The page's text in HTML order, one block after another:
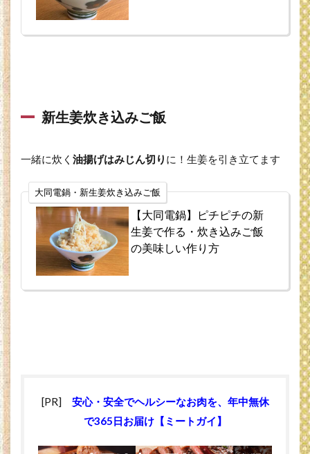
大
同
本
電
ステ
ンレ
スセ
イロ
6
貝
茶碗
新生姜炊き込みご飯
一緒に炊く 油揚げはみじん切り に！生姜を引き立てます
大同電鍋・新生姜炊き込みご飯
【大同電鍋】ピチピチの新
生姜で作る・炊き込みご飯
の美味しい作り方
[PR] 安心・安全でヘルシーなお肉を、年中無休
で365日お届け【ミートガイ】